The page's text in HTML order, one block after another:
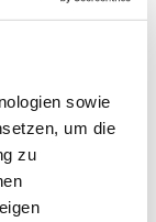
sowie
um die
zu
um Pläne
mit
erst seit
in
Dies